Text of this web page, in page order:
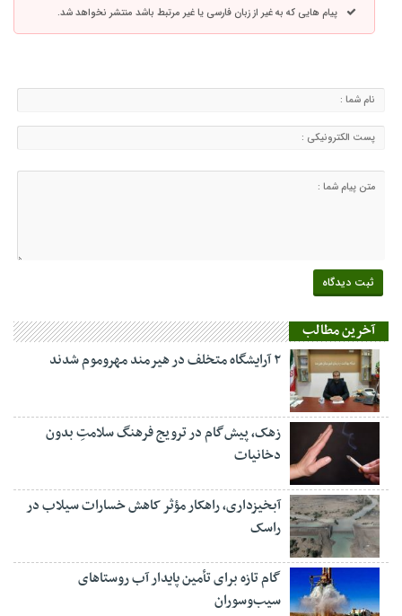
پیام هایی که به غیر از زبان فارسی یا غیر مرتبط باشد منتشر نخواهد شد.
آخرین مطالب
۲ آرایشگاه متخلف در هیرمند مهروموم شدند
زهک، پیش‌گام در ترویج فرهنگ سلامتِ بدون
دخانیات
آبخیزداری، راهکار مؤثر کاهش خسارات سیلاب در
راسک
گام تازه برای تأمین پایدار آب روستاهای
سیب‌وسوران